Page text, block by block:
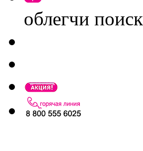
облегчи поиск